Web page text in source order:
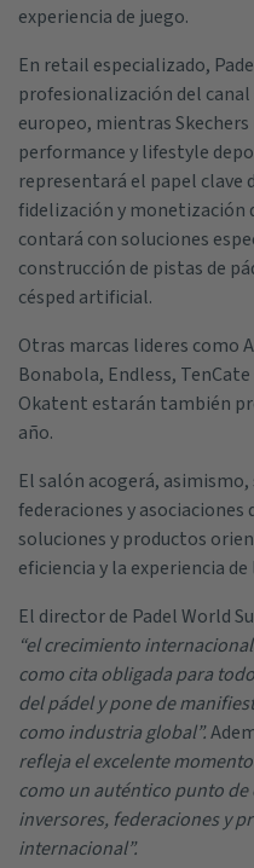
experiencia de juego.
En retail especializado,
profesionalización del
europeo, mientras
performance y lifestyle
representará el papel clave
fidelización y monetización
contará con soluciones
construcción de pistas de
césped artificial.
Otras marcas lideres como
Bonabola, Endless,
Okatent estarán también
año.
El salón acogerá,
federaciones y asociaciones
soluciones y productos
eficiencia y la experiencia de
El director de Padel World
“el crecimiento
como cita obligada para
del pádel y pone de
como industria global”.
refleja el excelente
como un auténtico punto
inversores, federaciones y
internacional”.